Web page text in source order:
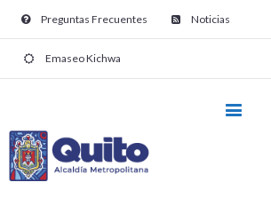
Preguntas Frecuentes Noticias
Emaseo Kichwa